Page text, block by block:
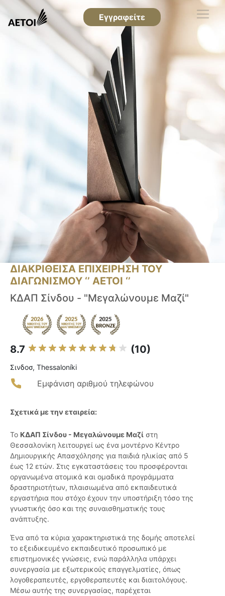
Εγγραφείτε
ΔΙΑΚΡΙΘΕΙΣΑ ΕΠΙΧΕΙΡΗΣΗ ΤΟΥ
ΔΙΑΓΩΝΙΣΜΟΥ ‘’ ΑΕΤΟΙ ‘’
ΚΔΑΠ Σίνδου - "Μεγαλώνουμε Μαζί"
8.7 (10)
Σινδοσ, Thessaloníki
Εμφάνιση αριθμού τηλεφώνου
Σχετικά με την εταιρεία:
Το ΚΔΑΠ Σίνδου - Μεγαλώνουμε Μαζί στη
Θεσσαλονίκη λειτουργεί ως ένα μοντέρνο Κέντρο
Δημιουργικής Απασχόλησης για παιδιά ηλικίας από 5
έως 12 ετών. Στις εγκαταστάσεις του προσφέρονται
οργανωμένα ατομικά και ομαδικά προγράμματα
δραστηριοτήτων, πλαισιωμένα από εκπαιδευτικά
εργαστήρια που στόχο έχουν την υποστήριξη τόσο της
γνωστικής όσο και της συναισθηματικής τους
ανάπτυξης.
Ένα από τα κύρια χαρακτηριστικά της δομής αποτελεί
το εξειδικευμένο εκπαιδευτικό προσωπικό με
επιστημονικές γνώσεις, ενώ παράλληλα υπάρχει
συνεργασία με εξωτερικούς επαγγελματίες, όπως
λογοθεραπευτές, εργοθεραπευτές και διαιτολόγους.
Μέσω αυτής της συνεργασίας, παρέχεται